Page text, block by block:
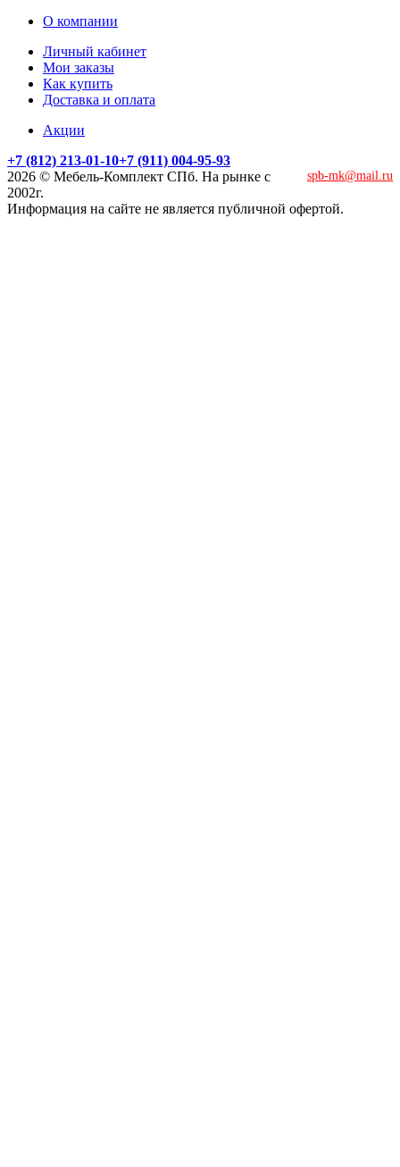
О компании
Личный кабинет
Мои заказы
Как купить
Доставка и оплата
Акции
+7 (812) 213-01-10+7 (911) 004-95-93
spb-mk@mail.ru
2026 © Мебель-Комплект СПб. На рынке с
2002г.
Информация на сайте не является публичной офертой.